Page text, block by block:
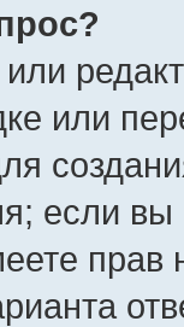
или
если
прав